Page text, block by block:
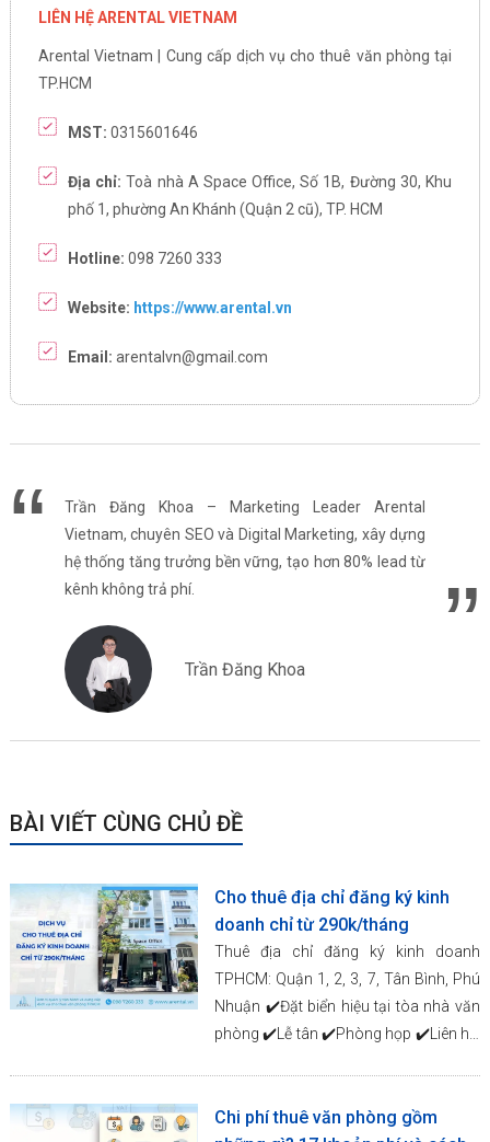
LIÊN HỆ ARENTAL VIETNAM
Arental Vietnam | Cung cấp dịch vụ cho thuê văn phòng tại
TP.HCM
MST: 0315601646
Địa chỉ: Toà nhà A Space Office, Số 1B, Đường 30, Khu
phố 1, phường An Khánh (Quận 2 cũ), TP. HCM
Hotline: 098 7260 333
Website: https://www.arental.vn
Email: arentalvn@gmail.com
Trần Đăng Khoa – Marketing Leader Arental
Vietnam, chuyên SEO và Digital Marketing, xây dựng
hệ thống tăng trưởng bền vững, tạo hơn 80% lead từ
kênh không trả phí.
Trần Đăng Khoa
BÀI VIẾT CÙNG CHỦ ĐỀ
Cho thuê địa chỉ đăng ký kinh
doanh chỉ từ 290k/tháng
Thuê địa chỉ đăng ký kinh doanh
TPHCM: Quận 1, 2, 3, 7, Tân Bình, Phú
Nhuận ✔️Đặt biển hiệu tại tòa nhà văn
phòng ✔️Lễ tân ✔️Phòng họp ✔️Liên hệ:
Chi phí thuê văn phòng gồm